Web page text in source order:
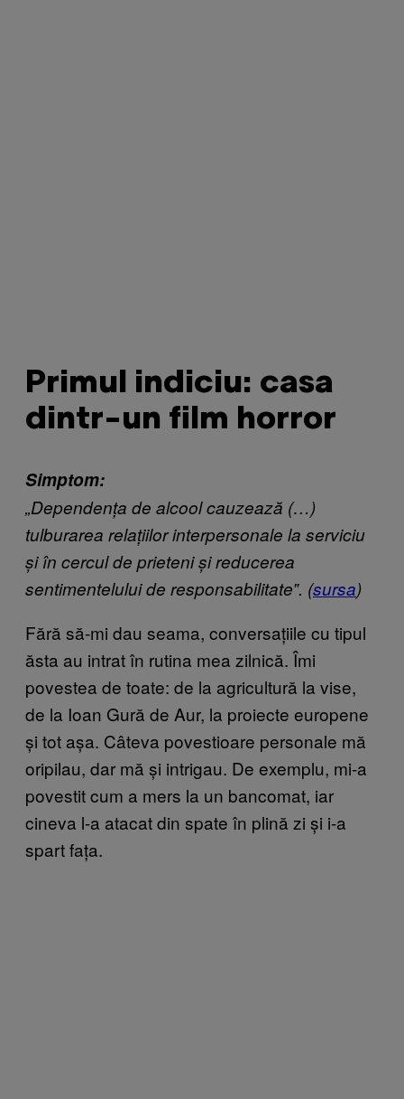
Primul indiciu: casa
dintr-un film horror
Simptom:
„Dependența de alcool cauzează (…)
tulburarea relațiilor interpersonale la serviciu
și în cercul de prieteni și reducerea
sentimentelului de responsabilitate‟. (sursa)
Fără să-mi dau seama, conversațiile cu tipul
ăsta au intrat în rutina mea zilnică. Îmi
povestea de toate: de la agricultură la vise,
de la Ioan Gură de Aur, la proiecte europene
și tot așa. Câteva povestioare personale mă
oripilau, dar mă și intrigau. De exemplu, mi-a
povestit cum a mers la un bancomat, iar
cineva l-a atacat din spate în plină zi și i-a
spart fața.